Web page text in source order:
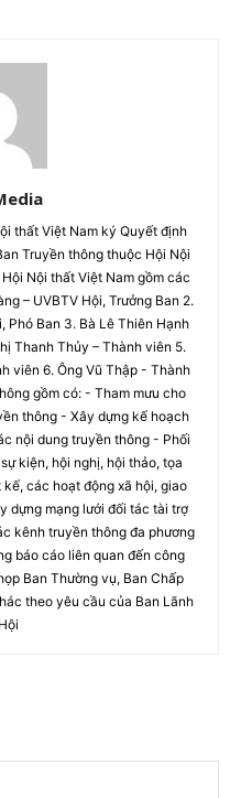
thất Việt Nam ký Quyết định
Truyền thông thuộc Hội Nội
Nội thất Việt Nam gồm các
– UVBTV Hội, Trưởng Ban 2.
Phó Ban 3. Bà Lê Thiên Hạnh
Thanh Thủy – Thành viên 5.
viên 6. Ông Vũ Thập - Thành
gồm có: - Tham mưu cho
thông - Xây dựng kế hoạch
nội dung truyền thông - Phối
kiện, hội nghị, hội thảo, tọa
các hoạt động xã hội, giao
dựng mạng lưới đối tác tài trợ
kênh truyền thông đa phương
báo cáo liên quan đến công
Ban Thường vụ, Ban Chấp
theo yêu cầu của Ban Lãnh